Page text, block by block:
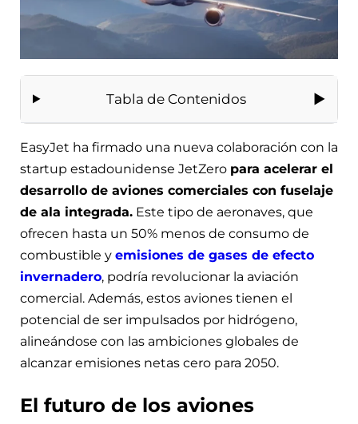
Tabla de Contenidos
EasyJet ha firmado una nueva colaboración con la
startup estadounidense JetZero para acelerar el
desarrollo de aviones comerciales con fuselaje
de ala integrada. Este tipo de aeronaves, que
ofrecen hasta un 50% menos de consumo de
combustible y emisiones de gases de efecto
invernadero, podría revolucionar la aviación
comercial. Además, estos aviones tienen el
potencial de ser impulsados por hidrógeno,
alineándose con las ambiciones globales de
alcanzar emisiones netas cero para 2050.
El futuro de los aviones